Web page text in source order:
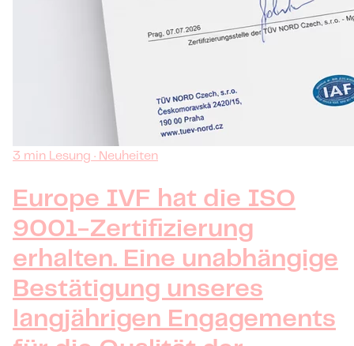
3 min Lesung · Neuheiten
Europe IVF hat die ISO
9001-Zertifizierung
erhalten. Eine unabhängige
Bestätigung unseres
langjährigen Engagements